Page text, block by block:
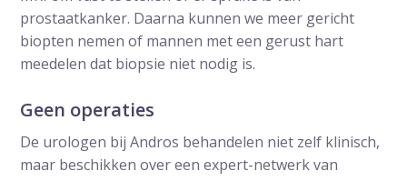
prostaatkanker. Daarna kunnen we meer gericht
biopten nemen of mannen met een gerust hart
meedelen dat biopsie niet nodig is.
Geen operaties
De urologen bij Andros behandelen niet zelf klinisch,
maar beschikken over een expert-netwerk van